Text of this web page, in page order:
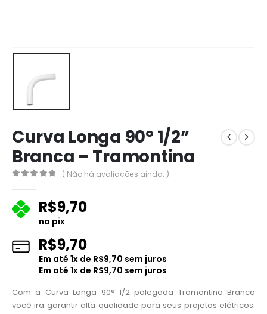
Curva Longa 90° 1/2”
Branca – Tramontina
( Não há avaliações ainda. )
R$9,70
no pix
R$9,70
Em até 1x de R$9,70 sem juros
Em até 1x de R$9,70 sem juros
Com a Curva Longa 90° 1/2 polegada Tramontina Branca
você irá garantir alta qualidade para seus projetos elétricos.